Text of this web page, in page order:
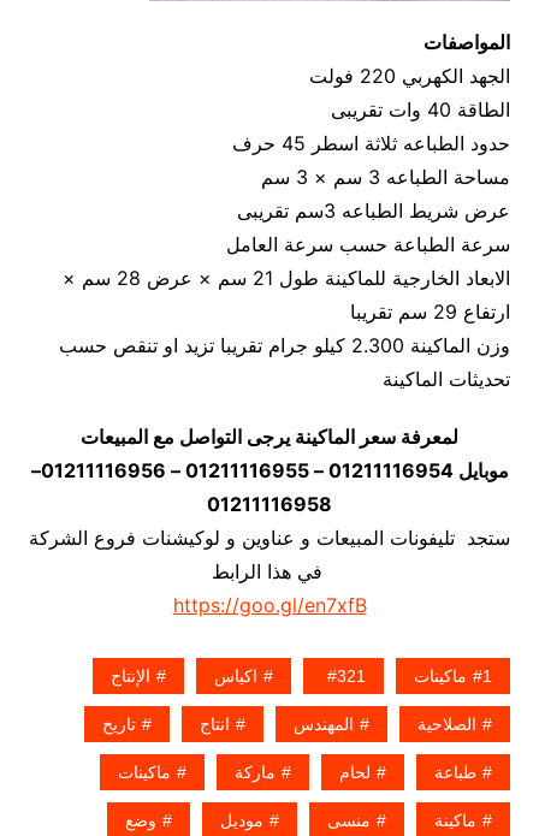
المواصفات
الجهد الكهربي 220 فولت
الطاقة 40 وات تقريبى
حدود الطباعه ثلاثة اسطر 45 حرف
مساحة الطباعه 3 سم × 3 سم
عرض شريط الطباعه 3سم تقريبى
سرعة الطباعة حسب سرعة العامل
الابعاد الخارجية للماكينة طول 21 سم × عرض 28 سم ×
ارتفاع 29 سم تقريبا
وزن الماكينة 2.300 كيلو جرام تقريبا تزيد او تنقص حسب
تحديثات الماكينة
لمعرفة سعر الماكينة يرجى التواصل مع المبيعات
موبايل 01211116954 – 01211116955 – 01211116956–
01211116958
ستجد تليفونات المبيعات و عناوين و لوكيشنات فروع الشركة
في هذا الرابط
https://goo.gl/en7xfB
1ماكينات 321 اكياس الإنتاج
الصلاحية المهندس انتاج تاريخ
طباعة لحام ماركة ماكينات
ماكينة منسى موديل وضع